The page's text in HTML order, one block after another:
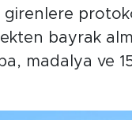
girenlere
bayrak
madalya ve